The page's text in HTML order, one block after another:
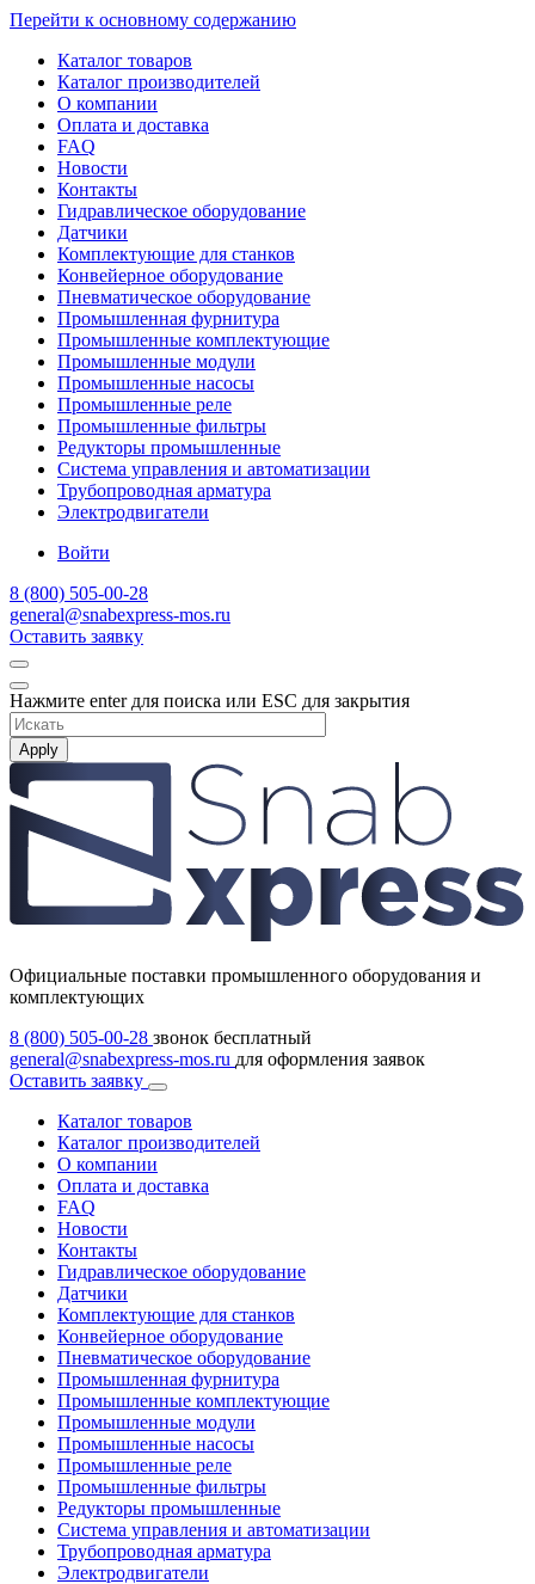
Перейти к основному содержанию
Каталог товаров
Каталог производителей
О компании
Оплата и доставка
FAQ
Новости
Контакты
Гидравлическое оборудование
Датчики
Комплектующие для станков
Конвейерное оборудование
Пневматическое оборудование
Промышленная фурнитура
Промышленные комплектующие
Промышленные модули
Промышленные насосы
Промышленные реле
Промышленные фильтры
Редукторы промышленные
Система управления и автоматизации
Трубопроводная арматура
Электродвигатели
Войти
8 (800) 505-00-28
general@snabexpress-mos.ru
Оставить заявку
Нажмите enter для поиска или ESC для закрытия
Apply
Официальные поставки промышленного оборудования и
комплектующих
8 (800) 505-00-28 звонок бесплатный
general@snabexpress-mos.ru для оформления заявок
Оставить заявку
Каталог товаров
Каталог производителей
О компании
Оплата и доставка
FAQ
Новости
Контакты
Гидравлическое оборудование
Датчики
Комплектующие для станков
Конвейерное оборудование
Пневматическое оборудование
Промышленная фурнитура
Промышленные комплектующие
Промышленные модули
Промышленные насосы
Промышленные реле
Промышленные фильтры
Редукторы промышленные
Система управления и автоматизации
Трубопроводная арматура
Электродвигатели